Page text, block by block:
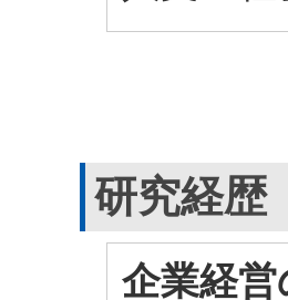
研究経歴
企業経